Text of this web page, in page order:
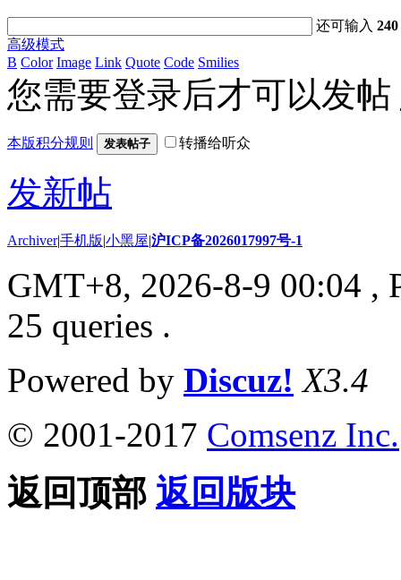
还可输入240
高级模式
B Color Image Link Quote Code Smilies
您需要登录后才可以发帖
本版积分规则 发表帖子 转播给听众
发新帖
Archiver|手机版|小黑屋|沪ICP备2026017997号-1
GMT+8, 2026-8-9 00:04 ,
25 queries .
Powered by Discuz! X3.4
© 2001-2017 Comsenz Inc.
返回顶部 返回版块